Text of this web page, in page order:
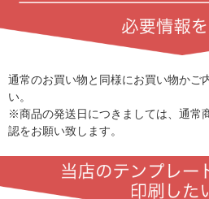
通常のお買い物と同様にお買い物かご
い。
※商品の発送日につきましては、通常
認をお願い致します。